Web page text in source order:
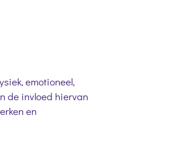
emotioneel,
de invloed hiervan
en